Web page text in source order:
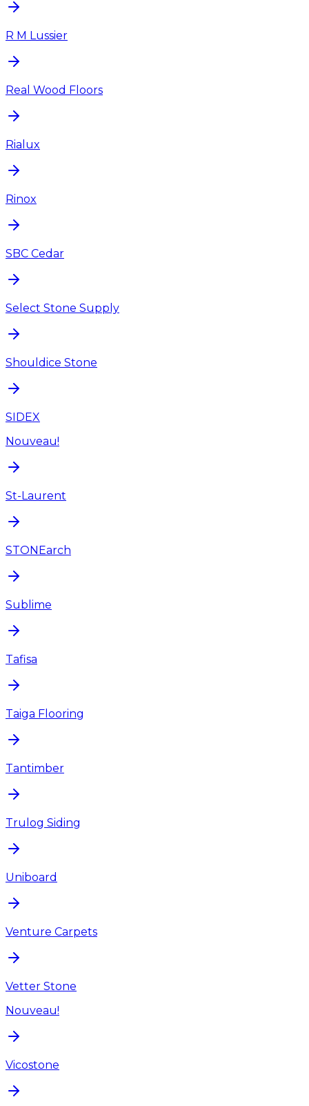
R M Lussier
Real Wood Floors
Rialux
Rinox
SBC Cedar
Select Stone Supply
Shouldice Stone
SIDEX
Nouveau!
St-Laurent
STONEarch
Sublime
Tafisa
Taiga Flooring
Tantimber
Trulog Siding
Uniboard
Venture Carpets
Vetter Stone
Nouveau!
Vicostone